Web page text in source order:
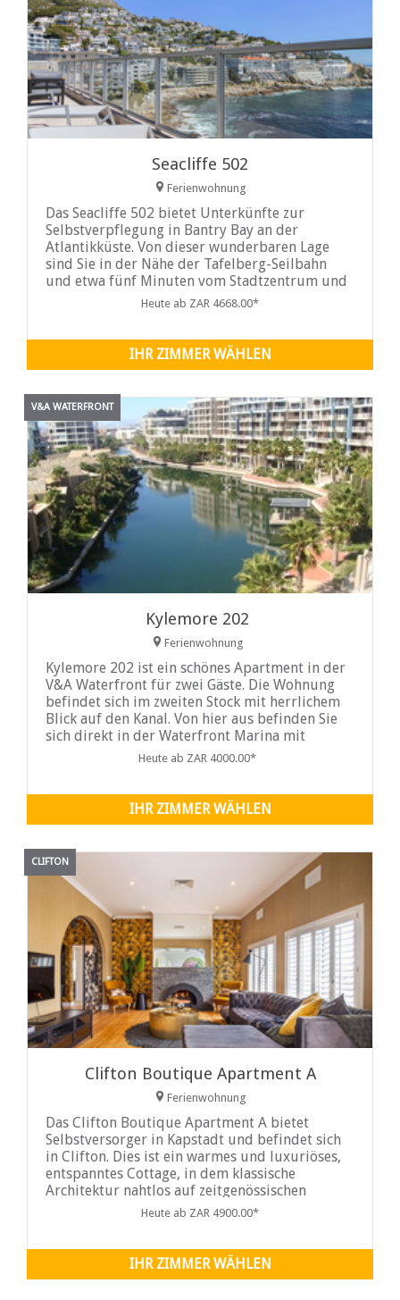
Seacliffe 502
Ferienwohnung
Das Seacliffe 502 bietet Unterkünfte zur
Selbstverpflegung in Bantry Bay an der
Atlantikküste. Von dieser wunderbaren Lage
sind Sie in der Nähe der Tafelberg-Seilbahn
und etwa fünf Minuten vom Stadtzentrum und
der V&A Waterfront entfernt.
Heute ab ZAR 4668.00*
IHR ZIMMER WÄHLEN
V&A WATERFRONT
Kylemore 202
Ferienwohnung
Kylemore 202 ist ein schönes Apartment in der
V&A Waterfront für zwei Gäste. Die Wohnung
befindet sich im zweiten Stock mit herrlichem
Blick auf den Kanal. Von hier aus befinden Sie
sich direkt in der Waterfront Marina mit
einfachem Zugang zur V&A Waterfront, dem
Nachtleben, Top-Attraktionen und dem Strand.
Heute ab ZAR 4000.00*
IHR ZIMMER WÄHLEN
CLIFTON
Clifton Boutique Apartment A
Ferienwohnung
Das Clifton Boutique Apartment A bietet
Selbstversorger in Kapstadt und befindet sich
in Clifton. Dies ist ein warmes und luxuriöses,
entspanntes Cottage, in dem klassische
Architektur nahtlos auf zeitgenössischen
Heute ab ZAR 4900.00*
IHR ZIMMER WÄHLEN